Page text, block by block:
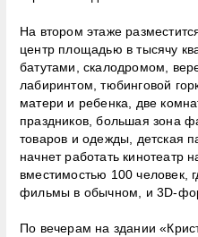
На втором этаже
центр площадью в тысячу
батутами, скалодромом,
лабиринтом, тюбинговой
матери и ребенка, две
праздников, большая зона
товаров и одежды, детская
начнет работать кинотеатр
вместимостью 100 человек,
фильмы в обычном, и 3D-
По вечерам на здании